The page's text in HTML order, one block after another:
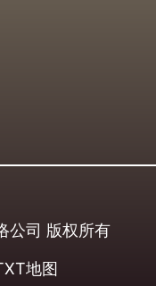
公司 版权所有
地图